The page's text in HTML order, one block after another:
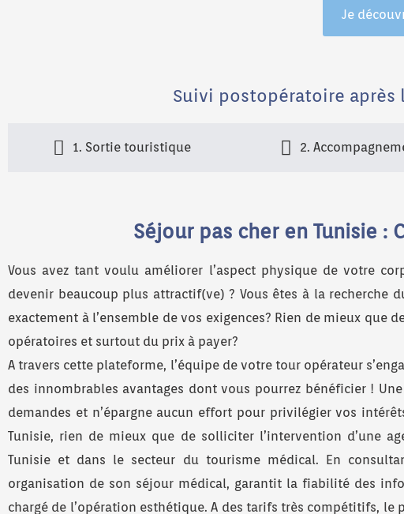
Je
Suivi postopératoire après
1. Sortie touristique 2.
Séjour pas cher en Tunisie :
Vous avez tant voulu améliorer l’aspect physique de votre
devenir beaucoup plus attractif(ve) ? Vous êtes à la
exactement à l’ensemble de vos exigences? Rien de mieux
opératoires et surtout du prix à payer?
A travers cette plateforme, l’équipe de votre tour opérateur
des innombrables avantages dont vous pourrez bénéficier !
demandes et n’épargne aucun effort pour privilégier vos
Tunisie, rien de mieux que de solliciter l’intervention d’une
Tunisie et dans le secteur du tourisme médical. En
organisation de son séjour médical, garantit la fiabilité des
chargé de l’opération esthétique. A des tarifs très compétitifs,